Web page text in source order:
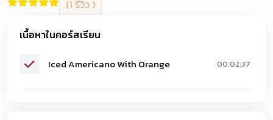
(1 รีวิว )
เนื้อหาในคอร์สเรียน
Iced Americano With Orange 00:02:37